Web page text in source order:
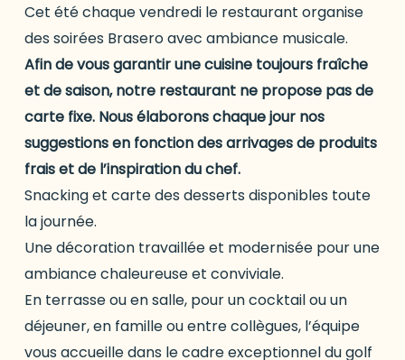
Cet été chaque vendredi le restaurant organise
des soirées Brasero avec ambiance musicale.
Afin de vous garantir une cuisine toujours fraîche
et de saison, notre restaurant ne propose pas de
carte fixe. Nous élaborons chaque jour nos
suggestions en fonction des arrivages de produits
frais et de l’inspiration du chef.
Snacking et carte des desserts disponibles toute
la journée.
Une décoration travaillée et modernisée pour une
ambiance chaleureuse et conviviale.
En terrasse ou en salle, pour un cocktail ou un
déjeuner, en famille ou entre collègues, l’équipe
vous accueille dans le cadre exceptionnel du golf